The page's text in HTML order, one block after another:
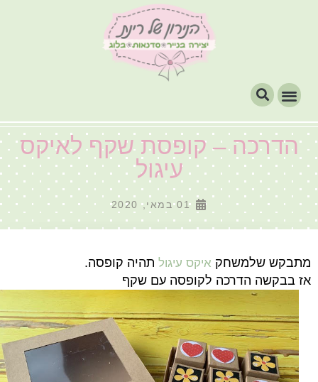
הדרכה – קופסת שקף לאיקס
עיגול
01 במאי, 2020
מתבקש שלמשחק איקס עיגול תהיה קופסה.
אז בבקשה הדרכה לקופסה עם שקף